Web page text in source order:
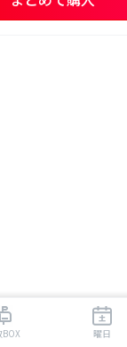
はじめから読む
BOX 曜日